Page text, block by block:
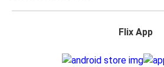
Flix App